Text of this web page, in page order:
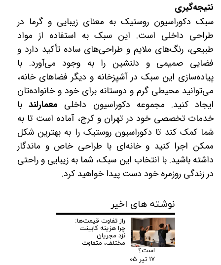
نتیجه‌گیری
سبک دکوراسیون روستیک به معنای زیبایی و گرما در
طراحی داخلی است. این سبک به استفاده از مواد
طبیعی، رنگ‌های ملایم و طراحی‌های ساده تأکید دارد و
فضایی صمیمی و دلنشین را به وجود می‌آورد. با
پیاده‌سازی این سبک در آشپزخانه و دیگر فضاهای خانه،
می‌توانید محیطی گرم و دوستانه برای خود و خانواده‌تان
ایجاد کنید. مجموعه دکوراسیون داخلی معمارلندبا
خدمات تخصصی خود در تهران و کرج، آماده است تا به
شما کمک کند تا دکوراسیون روستیک را به بهترین شکل
ممکن اجرا کنید و خانه‌ای با طراحی خاص و ماندگار
داشته باشید. با انتخاب این سبک، شما به زیبایی و راحتی
در زندگی روزمره خود دست پیدا خواهید کرد.
نوشته های اخیر
راز تفاوت قیمت‌ها:
چرا هزینه کابینت
نزد مجریان
مختلف، متفاوت
است؟
۱۷ تیر ۰۵